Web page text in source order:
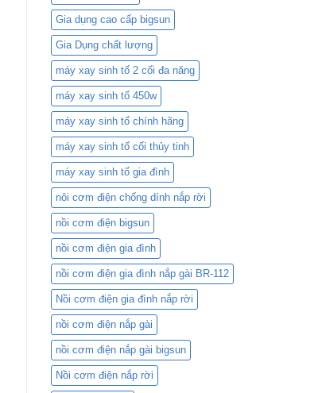
Cơm
Điện
Nào
Bạn?
Gia dụng cao cấp bigsun
Gia Dụng chất lượng
máy xay sinh tố 2 cối đa năng
máy xay sinh tố 450w
máy xay sinh tố chính hãng
máy xay sinh tố cối thủy tinh
máy xay sinh tố gia đình
nôi cơm điện chống dính nắp rời
nồi cơm điện bigsun
nồi cơm điện gia đình
nồi cơm điện gia đình nắp gài BR-112
Nồi cơm điện gia đình nắp rời
nồi cơm điện nắp gài
nồi cơm điện nắp gài bigsun
Nồi cơm điện nắp rời